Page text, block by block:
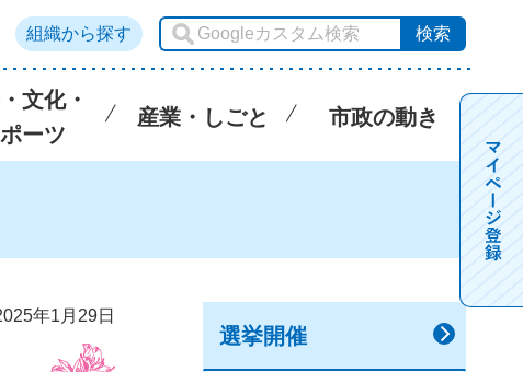
組織から探す
文化・
ーツ
産業・しごと 市政の動き
年1月29日
選挙開催